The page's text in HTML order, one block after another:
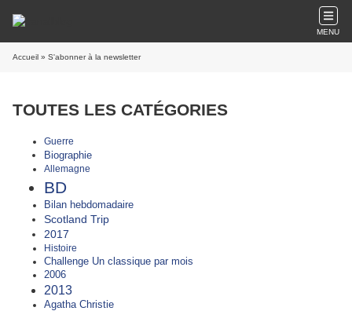
MENU
Accueil » S'abonner à la newsletter
TOUTES LES CATÉGORIES
Guerre
Biographie
Allemagne
BD
Bilan hebdomadaire
Scotland Trip
2017
Histoire
Challenge Un classique par mois
2006
2013
Agatha Christie